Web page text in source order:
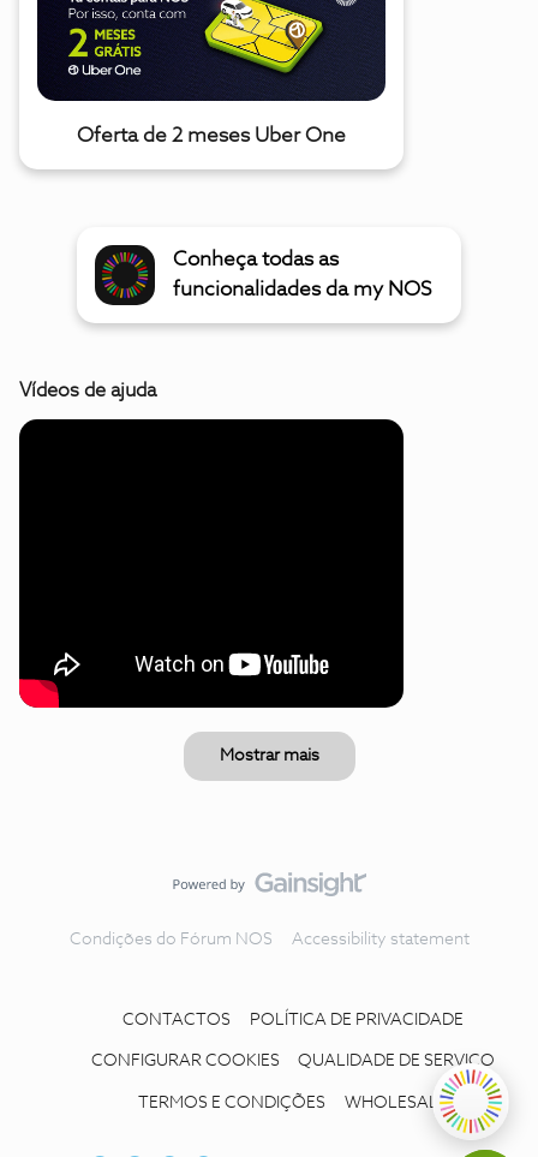
Oferta de 2 meses Uber One
Conheça todas as
funcionalidades da my NOS
Vídeos de ajuda
Mostrar mais
Condições do Fórum NOS Accessibility statement
CONTACTOS POLÍTICA DE PRIVACIDADE
CONFIGURAR COOKIES QUALIDADE DE SERVIÇO
TERMOS E CONDIÇÕES WHOLESALE